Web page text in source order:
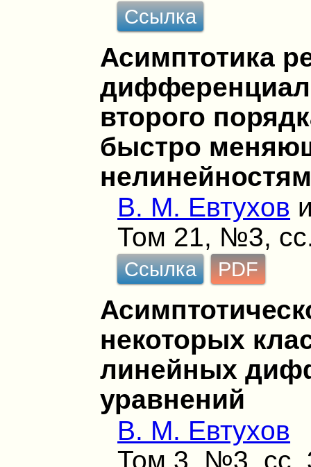
Ссылка
Асимптотика
второго
быстро
В. М. Евтухов
Том 21, №3,
Ссылка PDF
некоторых
линейных
уравнений
В. М. Евтухов
Том 3, №3, сс.